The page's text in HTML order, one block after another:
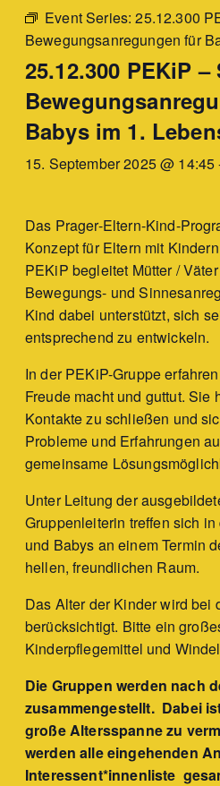
Event Series:25.12.300
Bewegungsanregungen für
25.12.300 PEKiP
Babys im 1.
15. September 2025 @ 14:45
Das Prager-Eltern-Kind-
Konzept für Eltern mit
PEKiP begleitet Mütter /
Bewegungs- und
Kind dabei unterstützt, sich
entsprechend zu entwickeln.
In der PEKiP-Gruppe
Freude macht und guttut. Sie
Kontakte zu schließen und
Probleme und Erfahrungen
gemeinsame
Unter Leitung der
Gruppenleiterin treffen sich
und Babys an einem Termin
hellen, freundlichen Raum.
Das Alter der Kinder wird bei
berücksichtigt. Bitte ein
Kinderpflegemittel und
Die Gruppen werden nach
zusammengestellt. Dabei
große Altersspanne zu
werden alle eingehenden
Interessent*innenliste